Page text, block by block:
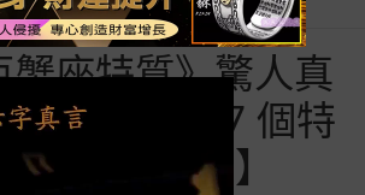
蟹座特質》驚人真
想不到第 7 個特
【嚇壞專家】